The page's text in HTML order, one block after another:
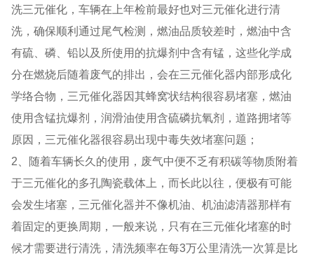
洗三元催化，车辆在上年检前最好也对三元催化进行清
洗，确保顺利通过尾气检测，燃油品质较差时，燃油中含
有硫、磷、铅以及所使用的抗爆剂中含有锰，这些化学成
分在燃烧后随着废气的排出，会在三元催化器内部形成化
学络合物，三元催化器因其蜂窝状结构很容易堵塞，燃油
使用含锰抗爆剂，润滑油使用含硫磷抗氧剂，道路拥堵等
原因，三元催化器很容易出现中毒失效堵塞问题；
2、随着车辆长久的使用，废气中便不乏有积碳等物质附着
于三元催化的多孔陶瓷载体上，而长此以往，便极有可能
会发生堵塞，三元催化器并不像机油、机油滤清器那样有
着固定的更换周期，一般来说，只有在三元催化堵塞的时
候才需要进行清洗，清洗频率在每3万公里清洗一次算是比